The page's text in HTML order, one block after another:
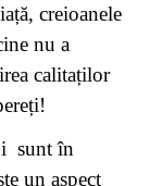
creioanele
nu a
calitaților
sunt în
un aspect